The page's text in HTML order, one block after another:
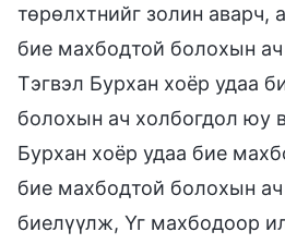
төрөлхтнийг золин аварч,
бие махбодтой болохын
Тэгвэл Бурхан хоёр удаа
болохын ач холбогдол юу
Бурхан хоёр удаа бие
бие махбодтой болохын
биелүүлж, Үг махбодоор